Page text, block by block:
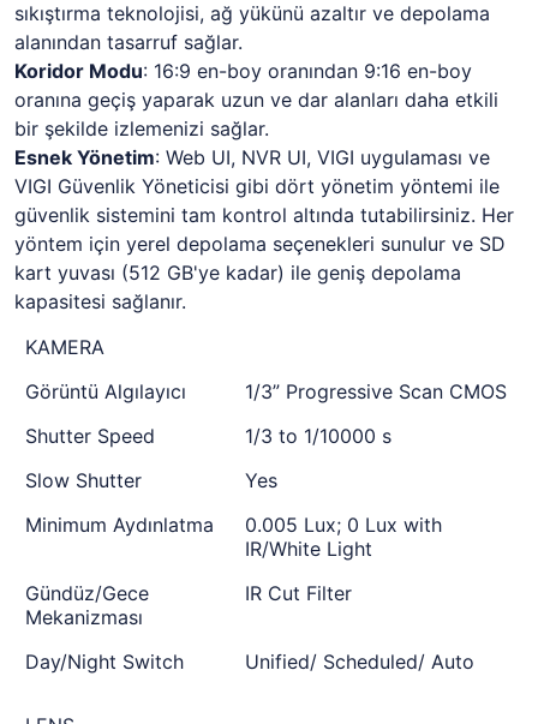
sıkıştırma teknolojisi, ağ yükünü azaltır ve depolama
alanından tasarruf sağlar.
Koridor Modu: 16:9 en-boy oranından 9:16 en-boy
oranına geçiş yaparak uzun ve dar alanları daha etkili
bir şekilde izlemenizi sağlar.
Esnek Yönetim: Web UI, NVR UI, VIGI uygulaması ve
VIGI Güvenlik Yöneticisi gibi dört yönetim yöntemi ile
güvenlik sistemini tam kontrol altında tutabilirsiniz. Her
yöntem için yerel depolama seçenekleri sunulur ve SD
kart yuvası (512 GB'ye kadar) ile geniş depolama
kapasitesi sağlanır.
KAMERA
Görüntü Algılayıcı
1/3” Progressive Scan CMOS
Shutter Speed
1/3 to 1/10000 s
Slow Shutter
Yes
Minimum Aydınlatma
0.005 Lux; 0 Lux with
IR/White Light
Gündüz/Gece
Mekanizması
IR Cut Filter
Day/Night Switch Unified/ Scheduled/ Auto